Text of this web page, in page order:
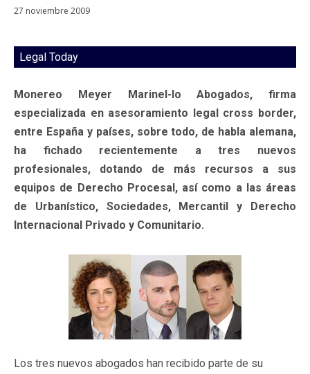
27 noviembre 2009
Legal Today
Monereo Meyer Marinel-lo Abogados, firma
especializada en asesoramiento legal cross border,
entre España y países, sobre todo, de habla alemana,
ha fichado recientemente a tres nuevos
profesionales, dotando de más recursos a sus
equipos de Derecho Procesal, así como a las áreas
de Urbanístico, Sociedades, Mercantil y Derecho
Internacional Privado y Comunitario.
Los tres nuevos abogados han recibido parte de su